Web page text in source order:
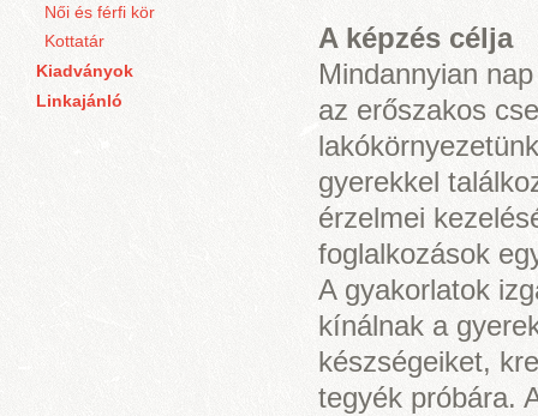
Női és férfi kör
Kottatár
Kiadványok
Linkajánló
A képzés célja
Mindannyian
az erőszakos
gyerekkel
érzelmei
foglalkozások
A gyakorlatok
kínálnak a
készségeiket,
tegyék próbára.